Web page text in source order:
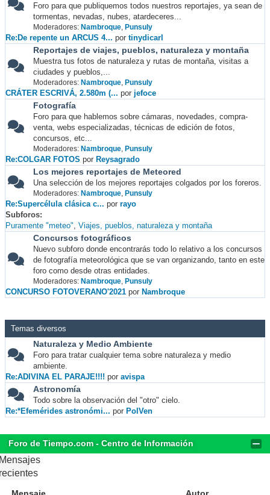
Foro para que publiquemos todos nuestros reportajes, ya sean de
tormentas, nevadas, nubes, atardeceres...
Moderadores: Nambroque, Punsuly
Re:De repente un ARCUS 4... por tinydicarl
Reportajes de viajes, pueblos, naturaleza y montaña
Muestra tus fotos de naturaleza y rutas de montaña, visitas a
ciudades y pueblos,...
Moderadores: Nambroque, Punsuly
CRÁTER ESCRIVÁ, 2.580m (... por jefoce
Fotografía
Foro para que hablemos sobre cámaras, novedades, compra-
venta, webs especializadas, técnicas de edición de fotos,
concursos, etc...
Moderadores: Nambroque, Punsuly
Re:COLGAR FOTOS por Reysagrado
Los mejores reportajes de Meteored
Una selección de los mejores reportajes colgados por los foreros.
Moderadores: Nambroque, Punsuly
Re:Supercélula clásica c... por rayo
Subforos
Puramente "meteo" Viajes, pueblos, naturaleza y montaña
Concursos fotográficos
Nuevo subforo donde encontrarás todo lo relativo a los concursos
de fotografía meteorológica que se van organizando, tanto en este
foro como desde otras entidades.
Moderadores: Nambroque, Punsuly
CONCURSO FOTOVERANO'2021 por Nambroque
Temas diversos
Naturaleza y Medio Ambiente
Foro para tratar cualquier tema sobre naturaleza y medio
ambiente.
Re:ADIVINA EL PARAJE!!!! por avispa
Astronomía
Todo sobre la observación del "otro" cielo.
Re:*Efemérides astronómi... por PolVen
Foro de Tiempo.com - Centro de Información